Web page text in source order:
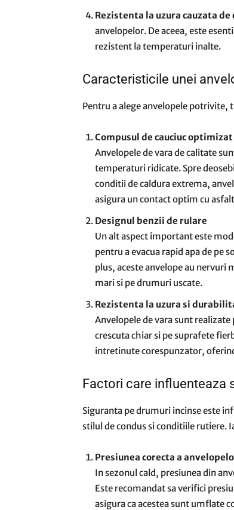
Rezistenta la uzura cauzata de
anvelopelor. De aceea, este
rezistent la temperaturi inalte.
Caracteristicile unei
Pentru a alege anvelopele potrivite,
Compusul de cauciuc
Anvelopele de vara de calitate
temperaturi ridicate. Spre
conditii de caldura extrema,
asigura un contact optim cu
Designul benzii de rulare
Un alt aspect important este
pentru a evacua rapid apa de pe
plus, aceste anvelope au nervuri
mari si pe drumuri uscate.
Rezistenta la uzura si
Anvelopele de vara sunt
crescuta chiar si pe suprafete
intretinute corespunzator,
Factori care influenteaza
Siguranta pe drumuri incinse este
stilul de condus si conditiile rutiere.
Presiunea corecta a
In sezonul cald, presiunea din
Este recomandat sa verifici
asigura ca acestea sunt umflate